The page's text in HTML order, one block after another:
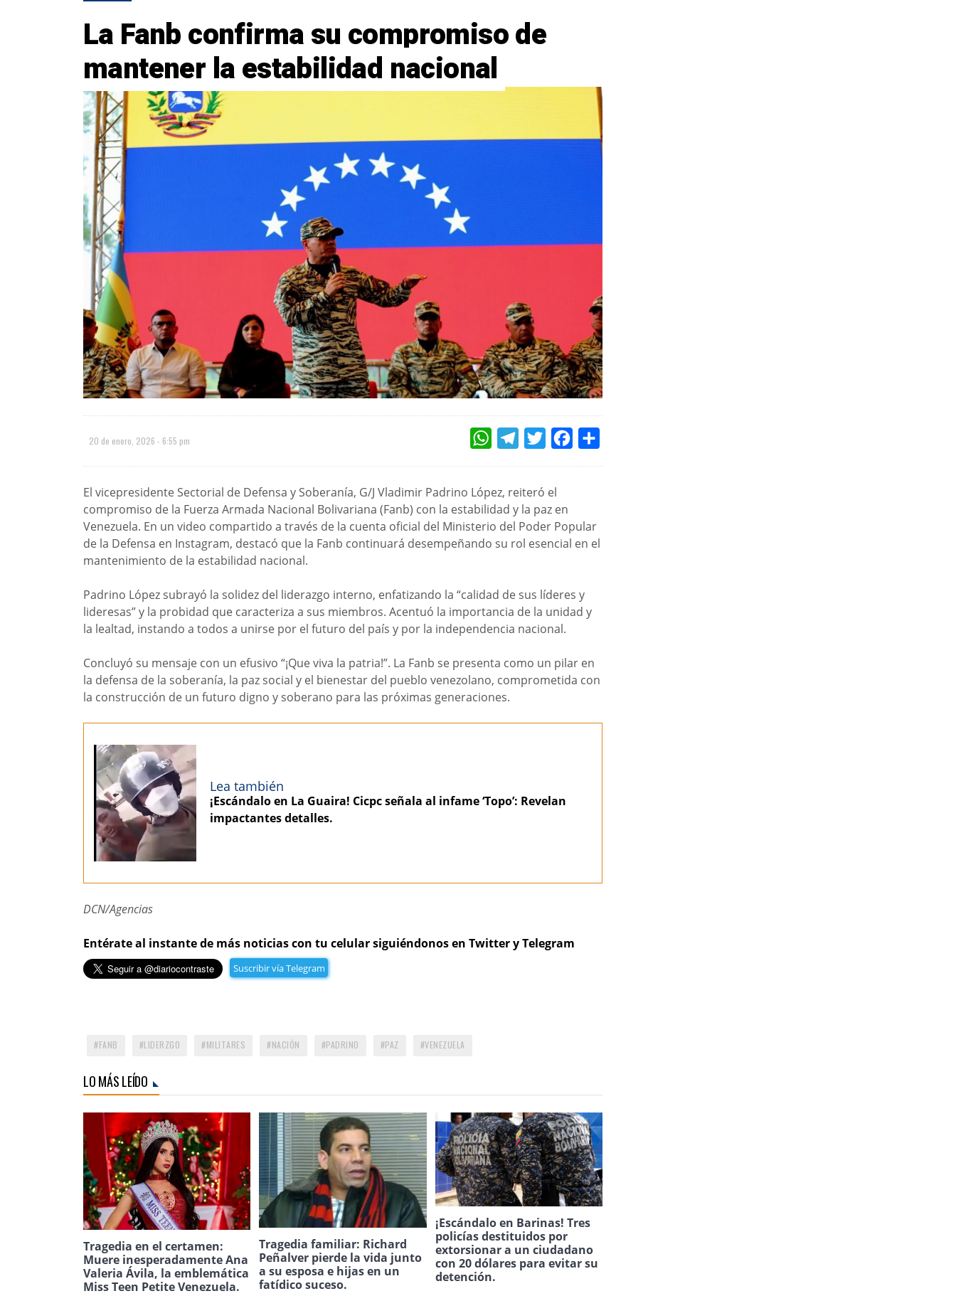
La Fanb confirma su compromiso de
mantener la estabilidad nacional
20 de enero, 2026 - 6:55 pm WHATSAPPTELEGRAMTWITTERFACEBOOK
El vicepresidente Sectorial de Defensa y Soberanía, G/J Vladimir Padrino López, reiteró el
compromiso de la Fuerza Armada Nacional Bolivariana (Fanb) con la estabilidad y la paz en
Venezuela. En un video compartido a través de la cuenta oficial del Ministerio del Poder Popular
de la Defensa en Instagram, destacó que la Fanb continuará desempeñando su rol esencial en el
mantenimiento de la estabilidad nacional.
Padrino López subrayó la solidez del liderazgo interno, enfatizando la “calidad de sus líderes y
lideresas” y la probidad que caracteriza a sus miembros. Acentuó la importancia de la unidad y
la lealtad, instando a todos a unirse por el futuro del país y por la independencia nacional.
Concluyó su mensaje con un efusivo “¡Que viva la patria!”. La Fanb se presenta como un pilar en
la defensa de la soberanía, la paz social y el bienestar del pueblo venezolano, comprometida con
la construcción de un futuro digno y soberano para las próximas generaciones.
Lea también
¡Escándalo en La Guaira! Cicpc señala al infame ‘Topo’: Revelan
impactantes detalles.
DCN/Agencias
Entérate al instante de más noticias con tu celular siguiéndonos en Twitter y Telegram
Suscribir vía Telegram
FANB LIDERZGO MILITARES NACIÓN PADRINO PAZ VENEZUELA
LO MÁS LEÍDO
Tragedia en el certamen:
Muere inesperadamente Ana
Valeria Ávila, la emblemática
Miss Teen Petite Venezuela.
Tragedia familiar: Richard
Peñalver pierde la vida junto
a su esposa e hijas en un
fatídico suceso.
¡Escándalo en Barinas! Tres
policías destituidos por
extorsionar a un ciudadano
con 20 dólares para evitar su
detención.